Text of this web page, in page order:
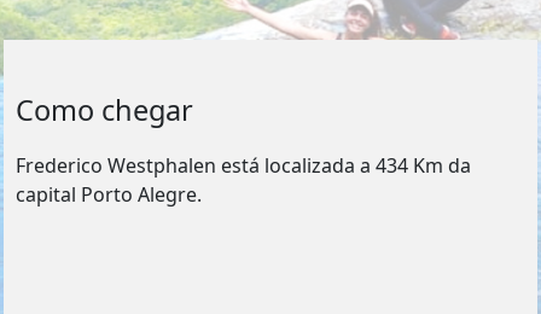
Como chegar
Frederico Westphalen está localizada a 434 Km da
capital Porto Alegre.